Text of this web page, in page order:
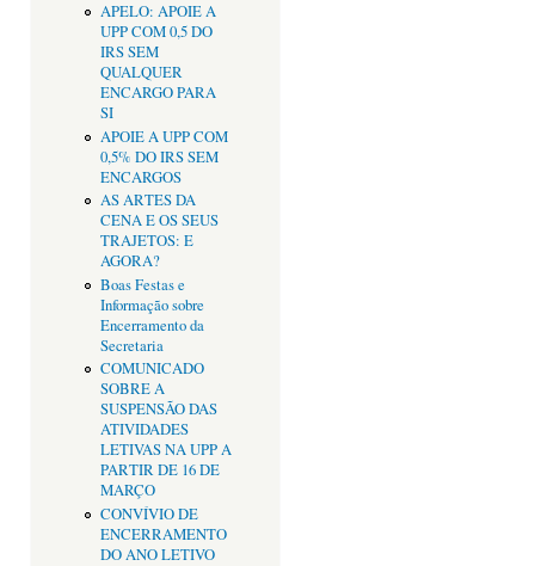
APELO: APOIE A
UPP COM 0,5 DO
IRS SEM
QUALQUER
ENCARGO PARA
SI
APOIE A UPP COM
0,5% DO IRS SEM
ENCARGOS
AS ARTES DA
CENA E OS SEUS
TRAJETOS: E
AGORA?
Boas Festas e
Informação sobre
Encerramento da
Secretaria
COMUNICADO
SOBRE A
SUSPENSÃO DAS
ATIVIDADES
LETIVAS NA UPP A
PARTIR DE 16 DE
MARÇO
CONVÍVIO DE
ENCERRAMENTO
DO ANO LETIVO